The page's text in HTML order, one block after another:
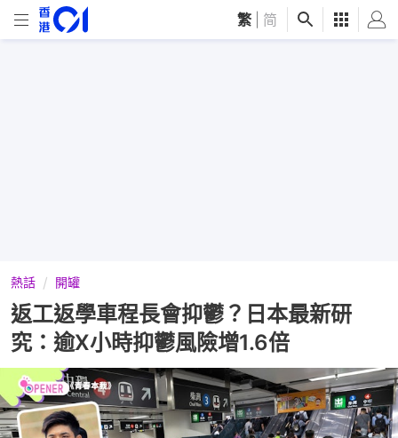
繁 简
熱話 開罐
返工返學車程長會抑鬱？日本最新研
究：逾X小時抑鬱風險增1.6倍